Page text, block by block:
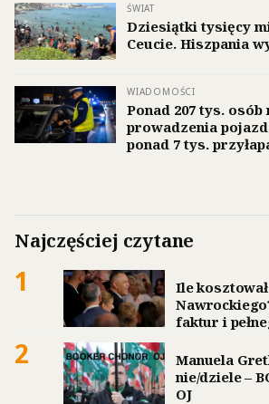
ŚWIAT
Dziesiątki tysięcy
Ceucie. Hiszpania
WIADOMOŚCI
Ponad 207 tys. osób
prowadzenia
ponad 7 tys.
Najczęściej czytane
1
Ile
faktur i
2
Manuela
nie/dziele –
OJ